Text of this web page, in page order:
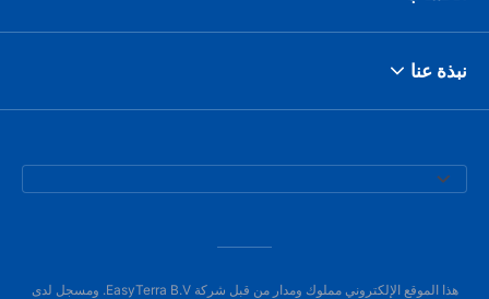
نبذة عنا
هذا الموقع الإلكتروني مملوك ومدار من قبل شركة EasyTerra B.V. ومسجل لدى